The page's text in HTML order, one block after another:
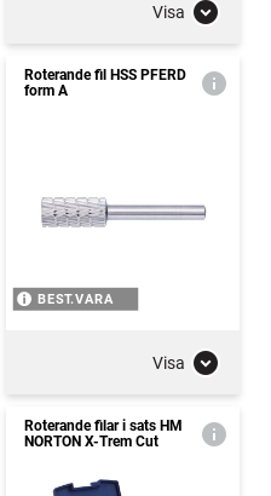
Visa
Roterande fil HSS PFERD
form A
BEST.VARA
Visa
Roterande filar i sats HM
NORTON X-Trem Cut